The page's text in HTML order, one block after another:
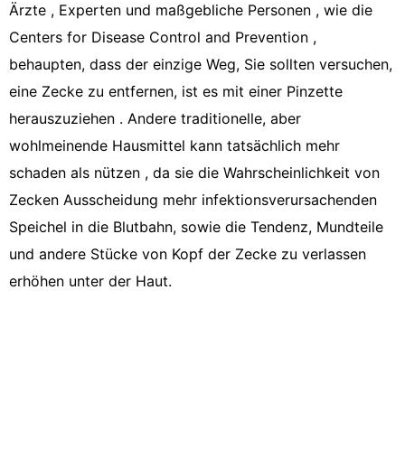
Ärzte , Experten und maßgebliche Personen , wie die
Centers for Disease Control and Prevention ,
behaupten, dass der einzige Weg, Sie sollten versuchen,
eine Zecke zu entfernen, ist es mit einer Pinzette
herauszuziehen . Andere traditionelle, aber
wohlmeinende Hausmittel kann tatsächlich mehr
schaden als nützen , da sie die Wahrscheinlichkeit von
Zecken Ausscheidung mehr infektionsverursachenden
Speichel in die Blutbahn, sowie die Tendenz, Mundteile
und andere Stücke von Kopf der Zecke zu verlassen
erhöhen unter der Haut.